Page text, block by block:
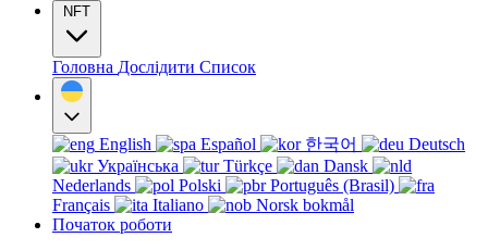
NFT
Головна Дослідити Список
English Español 한국어
Deutsch
Українська
Türkçe
Dansk
Nederlands
Polski
Português (Brasil)
Français
Italiano
Norsk bokmål
Початок роботи